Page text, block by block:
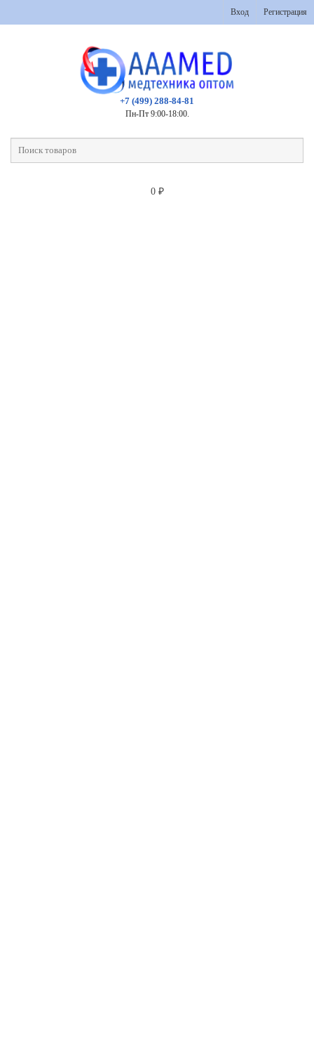
Вход Регистрация
+7 (499) 288-84-81
Пн-Пт 9:00-18:00.
0 ₽